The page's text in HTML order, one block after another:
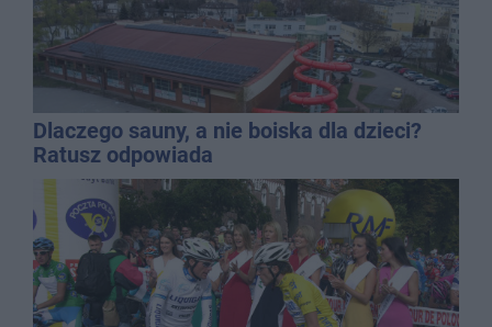
Dlaczego sauny, a nie boiska dla dzieci?
Ratusz odpowiada